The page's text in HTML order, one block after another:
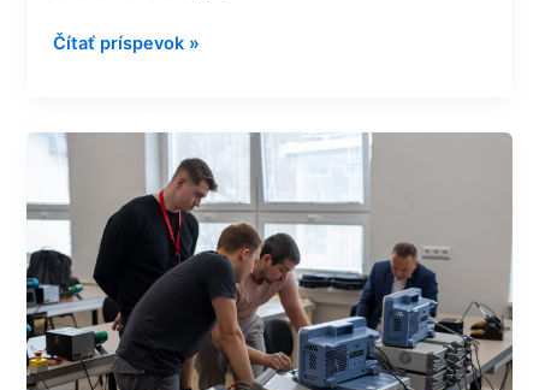
Čítať príspevok »
Zenit
stále
viac
žiakov
a finále
ukázalo,
že
aj